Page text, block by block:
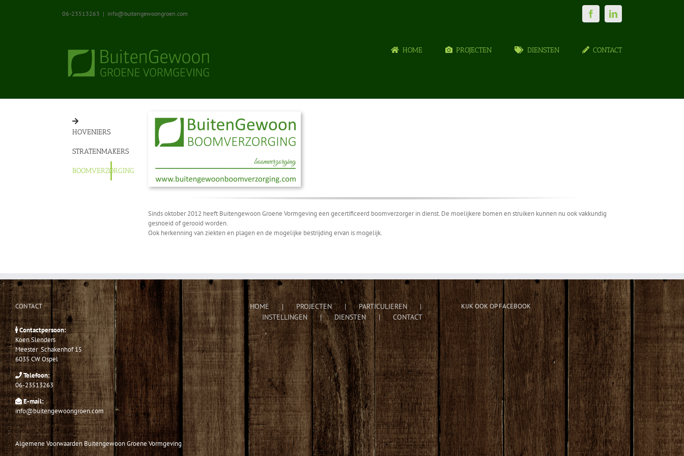
06-23513263 | info@buitengewoongroen.com FacebookLinkedIn
HOME PROJECTEN DIENSTEN CONTACT
Sinds oktober 2012 heeft Buitengewoon Groene Vormgeving een gecertificeerd boomverzorger in dienst. De moelijkere bomen en struiken kunnen nu ook vakkundig
gesnoeid of gerooid worden.
Ook herkenning van ziekten en plagen en de mogelijke bestrijding ervan is mogelijk.
HOVENIERS
STRATENMAKERS
BOOMVERZORGING
CONTACT
Contactpersoon:
Koen Slenders
Meester Schakenhof 15
6035 CW Ospel
Telefoon:
06-23513263
E-mail:
info@buitengewoongroen.com
Algemene Voorwaarden Buitengewoon Groene Vormgeving
HOME PROJECTEN
PARTICULIEREN
INSTELLINGEN
DIENSTEN CONTACT
KIJK OOK OP FACEBOOK